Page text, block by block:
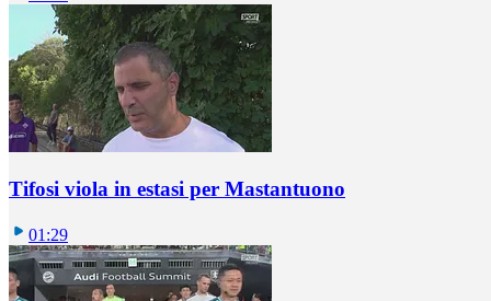
Tifosi viola in estasi per Mastantuono
01:29